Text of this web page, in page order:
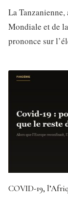
La
Mondiale et de
prononce sur
COVID-19,